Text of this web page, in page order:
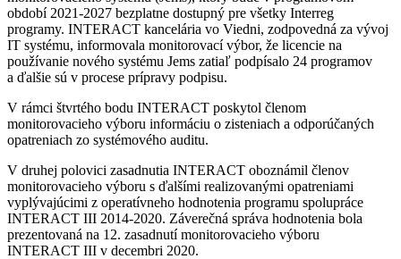
období 2021-2027 bezplatne dostupný pre všetky Interreg
programy. INTERACT kancelária vo Viedni, zodpovedná za vývoj
IT systému, informovala monitorovací výbor, že licencie na
používanie nového systému Jems zatiaľ podpísalo 24 programov
a ďalšie sú v procese prípravy podpisu.
V rámci štvrtého bodu INTERACT poskytol členom
monitorovacieho výboru informáciu o zisteniach a odporúčaných
opatreniach zo systémového auditu.
V druhej polovici zasadnutia INTERACT oboznámil členov
monitorovacieho výboru s ďalšími realizovanými opatreniami
vyplývajúcimi z operatívneho hodnotenia programu spolupráce
INTERACT III 2014-2020. Záverečná správa hodnotenia bola
prezentovaná na 12. zasadnutí monitorovacieho výboru
INTERACT III v decembri 2020.